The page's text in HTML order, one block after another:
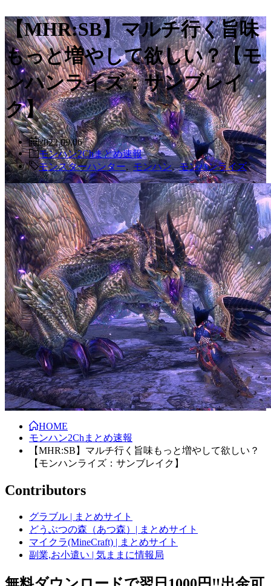
【MHR:SB】マルチ行く旨味
もっと増やして欲しい？【モ
ンハンライズ：サンブレイ
ク】
2022.09.06
モンハン2Chまとめ速報
モンスターハンター, モンハン,モンハンライズ
HOME
モンハン2Chまとめ速報
【MHR:SB】マルチ行く旨味もっと増やして欲しい？
【モンハンライズ：サンブレイク】
Contributors
グラブル | まとめサイト
どうぶつの森（あつ森）| まとめサイト
マイクラ(MineCraft) | まとめサイト
副業,お小遣い | 気ままに情報局